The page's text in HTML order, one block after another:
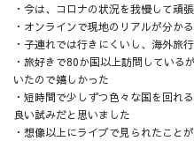
・今は、コロナの状況を我慢して頑
・オンラインで現地のリアルが分か
・子連れでは行きにくいし、海外旅
・旅好きで80か国以上訪問している
いたので嬉しかった
・短時間で少しずつ色々な国を回れ
良い試みだと思いました
・想像以上にライブで見られたこと